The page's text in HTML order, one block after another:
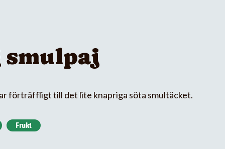
förträffligt till det lite knapriga söta smultäcket.
Frukt